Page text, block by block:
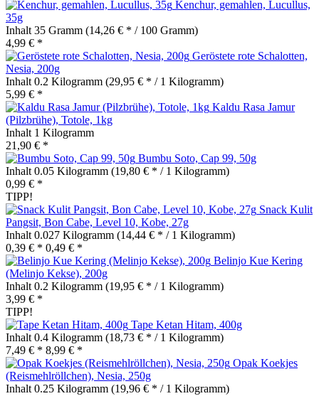
Kenchur, gemahlen, Lucullus,
35g
Inhalt 35 Gramm (14,26 € * / 100 Gramm)
4,99 € *
Geröstete rote Schalotten,
Nesia, 200g
Inhalt 0.2 Kilogramm (29,95 € * / 1 Kilogramm)
5,99 € *
Kaldu Rasa Jamur
(Pilzbrühe), Totole, 1kg
Inhalt 1 Kilogramm
21,90 € *
Bumbu Soto, Cap 99, 50g
Inhalt 0.05 Kilogramm (19,80 € * / 1 Kilogramm)
0,99 € *
TIPP!
Snack Kulit
Pangsit, Bon Cabe, Level 10, Kobe, 27g
Inhalt 0.027 Kilogramm (14,44 € * / 1 Kilogramm)
0,39 € * 0,49 € *
Belinjo Kue Kering
(Melinjo Kekse), 200g
Inhalt 0.2 Kilogramm (19,95 € * / 1 Kilogramm)
3,99 € *
TIPP!
Tape Ketan Hitam, 400g
Inhalt 0.4 Kilogramm (18,73 € * / 1 Kilogramm)
7,49 € * 8,99 € *
Opak Koekjes
(Reismehlröllchen), Nesia, 250g
Inhalt 0.25 Kilogramm (19,96 € * / 1 Kilogramm)